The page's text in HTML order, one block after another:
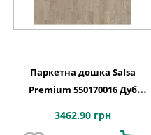
Паркетна дошка Salsa
Premium 550170016 Дуб
3462.90 грн